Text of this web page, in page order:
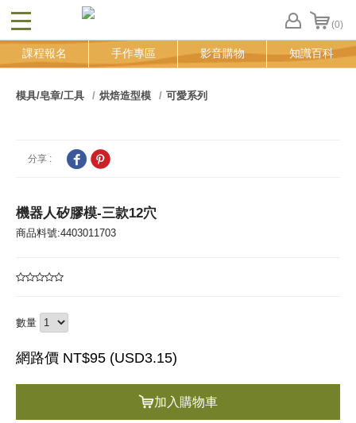
CLOSE (0)
FB
登
課程報名 手作專區 影音購物 知識百科
模具/皂章/工具 烘焙造型模 可愛系列
分享 :
機器人矽膠模-三款12穴
商品料號:4403011703
數量
網路價 NT$95 (USD3.15)
加入購物車